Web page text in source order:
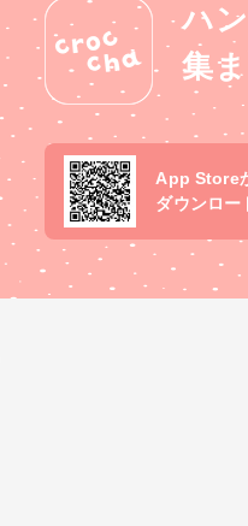
ハ
集
App Store
ダウンロー